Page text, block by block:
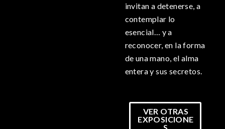
invitan a detenerse, a
contemplar lo
esencial… y a
reconocer, en la forma
de una mano, el alma
entera y sus secretos.
VER OTRAS
EXPOSICIONE